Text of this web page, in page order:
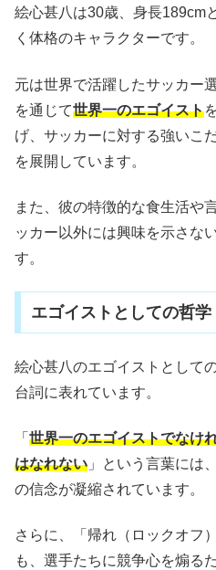
絵心甚八は30歳、身長189cm
く体格のキャラクターです。
元は世界で活躍したサッカー
を通じて世界一のエゴイスト
げ、サッカーに対する強いこ
を展開しています。
また、彼の特徴的な食生活や
ッカー以外には興味を示さな
す。
エゴイストとしての哲学
絵心甚八のエゴイストとして
台詞に表れています。
「 世界一のエゴイストでなけ
はなれない 」という言葉には
の信念が凝縮されています。
さらに、「帰れ（ロックオフ
も、選手たちに競争心を煽る